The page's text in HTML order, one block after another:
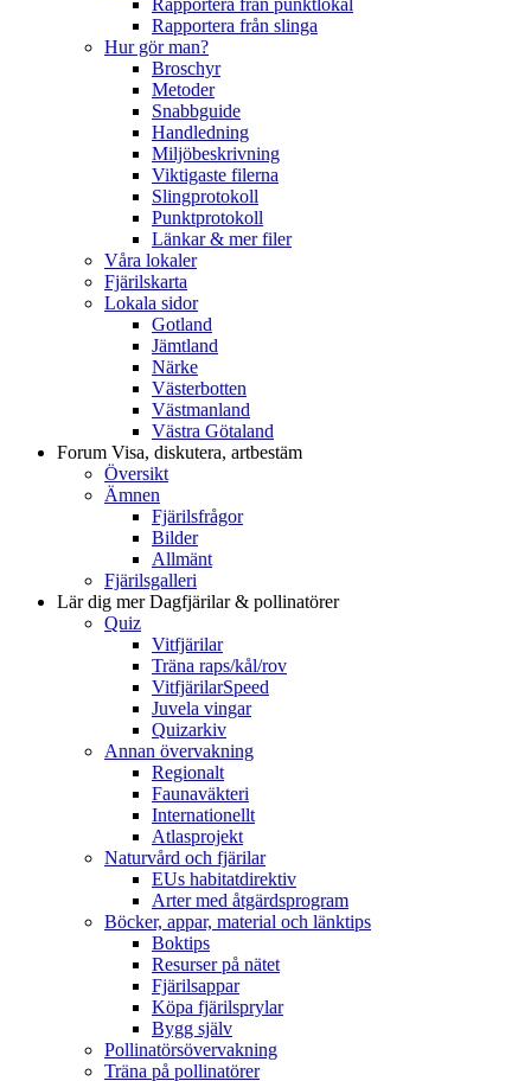
Rapportera från slinga
Hur gör man?
Broschyr
Metoder
Snabbguide
Handledning
Miljöbeskrivning
Viktigaste filerna
Slingprotokoll
Punktprotokoll
Länkar & mer filer
Våra lokaler
Fjärilskarta
Lokala sidor
Gotland
Jämtland
Närke
Västerbotten
Västmanland
Västra Götaland
Forum Visa, diskutera, artbestäm
Översikt
Ämnen
Fjärilsfrågor
Bilder
Allmänt
Fjärilsgalleri
Lär dig merDagfjärilar & pollinatörer
Quiz
Vitfjärilar
Träna raps/kål/rov
VitfjärilarSpeed
Juvela vingar
Quizarkiv
Annan övervakning
Regionalt
Faunaväkteri
Internationellt
Atlasprojekt
Naturvård och fjärilar
EUs habitatdirektiv
Arter med åtgärdsprogram
Böcker, appar, material och länktips
Boktips
Resurser på nätet
Fjärilsappar
Köpa fjärilsprylar
Bygg själv
Pollinatörsövervakning
Träna på pollinatörer